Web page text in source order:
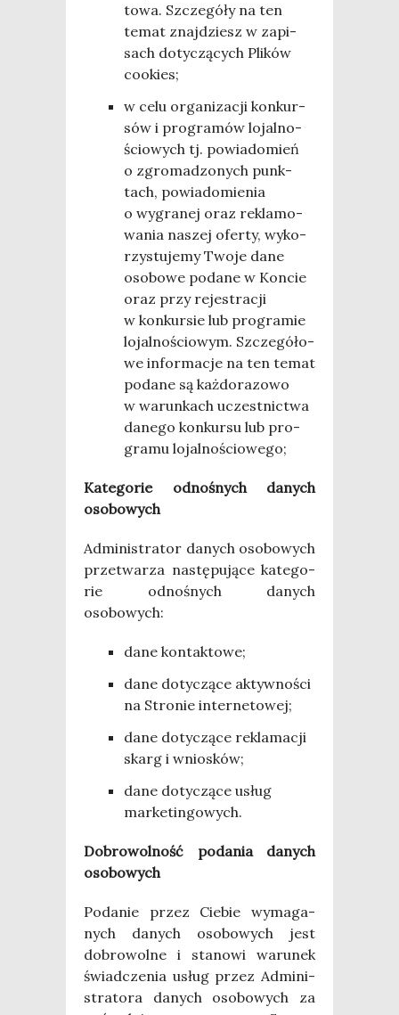
to­wa. Szcze­gó­ły na ten
temat znaj­dziesz w zapi­
sach doty­czą­cych Pli­ków
cookies;
w celu orga­ni­za­cji kon­kur­
sów i pro­gra­mów lojal­no­
ścio­wych tj. powia­do­mień
o zgro­ma­dzo­nych punk­
tach, powia­do­mie­nia
o wygra­nej oraz rekla­mo­
wa­nia naszej ofer­ty, wyko­
rzy­stu­je­my Two­je dane
oso­bo­we poda­ne w Kon­cie
oraz przy reje­stra­cji
w kon­kur­sie lub pro­gra­mie
lojal­no­ścio­wym. Szcze­gó­ło­
we infor­ma­cje na ten temat
poda­ne są każ­do­ra­zo­wo
w warun­kach uczest­nic­twa
dane­go kon­kur­su lub pro­
gra­mu lojalnościowego;
Kate­go­rie odno­śnych danych
osobowych
Admi­ni­stra­tor danych oso­bo­wych
prze­twa­rza nastę­pu­ją­ce kate­go­
rie odno­śnych danych
osobowych:
dane kon­tak­to­we;
dane doty­czą­ce aktyw­no­ści
na Stro­nie internetowej;
dane doty­czą­ce rekla­ma­cji
skarg i wniosków;
dane doty­czą­ce usług
marketingowych.
Dobro­wol­ność poda­nia danych
osobowych
Poda­nie przez Cie­bie wyma­ga­
nych danych oso­bo­wych jest
dobro­wol­ne i sta­no­wi waru­nek
świad­cze­nia usług przez Admi­ni­
stra­to­ra danych oso­bo­wych za